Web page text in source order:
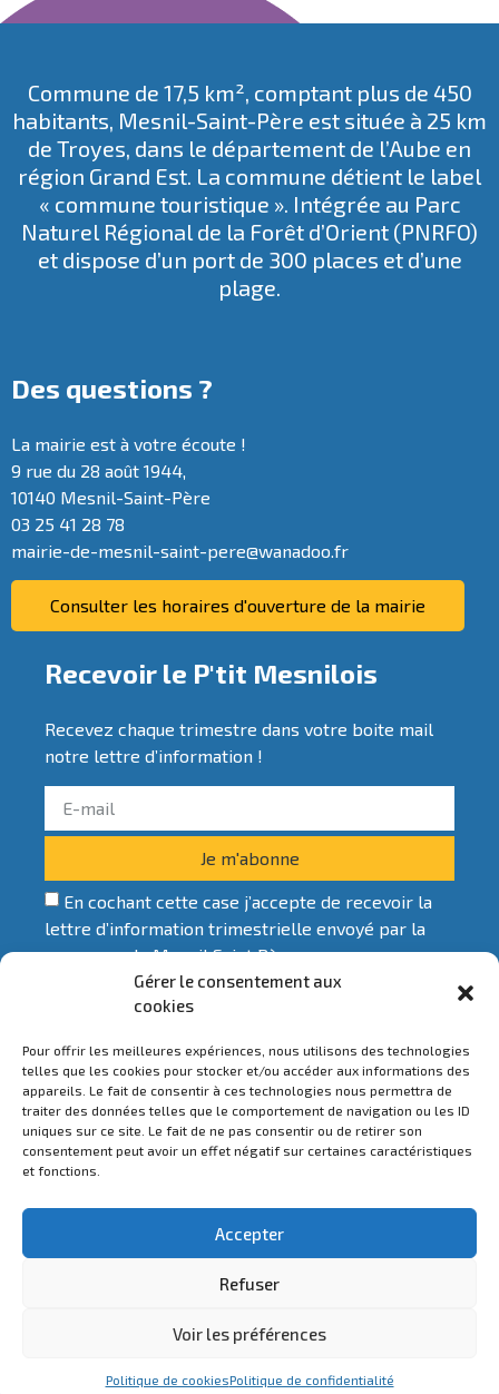
Gérer le consentement aux
cookies
Pour offrir les meilleures expériences, nous utilisons des technologies
telles que les cookies pour stocker et/ou accéder aux informations des
appareils. Le fait de consentir à ces technologies nous permettra de
traiter des données telles que le comportement de navigation ou les ID
uniques sur ce site. Le fait de ne pas consentir ou de retirer son
consentement peut avoir un effet négatif sur certaines caractéristiques
et fonctions.
Accepter
Refuser
Voir les préférences
Politique de cookiesPolitique de confidentialité
Commune de 17,5 km², comptant plus de 450
habitants, Mesnil-Saint-Père est située à 25 km
de Troyes, dans le département de l’Aube en
région Grand Est. La commune détient le label
« commune touristique ». Intégrée au Parc
Naturel Régional de la Forêt d’Orient (PNRFO)
et dispose d’un port de 300 places et d’une
plage.
Des questions ?
La mairie est à votre écoute !
9 rue du 28 août 1944,
10140 Mesnil-Saint-Père
03 25 41 28 78
mairie-de-mesnil-saint-pere@wanadoo.fr
Consulter les horaires d'ouverture de la mairie
Recevoir le P'tit Mesnilois
Recevez chaque trimestre dans votre boite mail
notre lettre d’information !
En cochant cette case j’accepte de recevoir la
lettre d’information trimestrielle envoyé par la
commune de Mesnil Saint Père
Je m'abonne
Liens utiles
Parc d'Orient
Troyes Champagne Métropole
Préfecture de l'Aube
Service public
Copyright © Mesnil Saint Père – Conception et réalisation